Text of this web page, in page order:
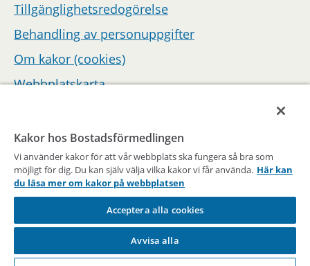
Tillgänglighetsredogörelse
Behandling av personuppgifter
Om kakor (cookies)
Webbplatskarta
En del av Stockholms stad
Kakor hos Bostadsförmedlingen
Vi använder kakor för att vår webbplats ska fungera så bra som
möjligt för dig. Du kan själv välja vilka kakor vi får använda. Här kan
du läsa mer om kakor på webbplatsen
Acceptera alla cookies
Avvisa alla